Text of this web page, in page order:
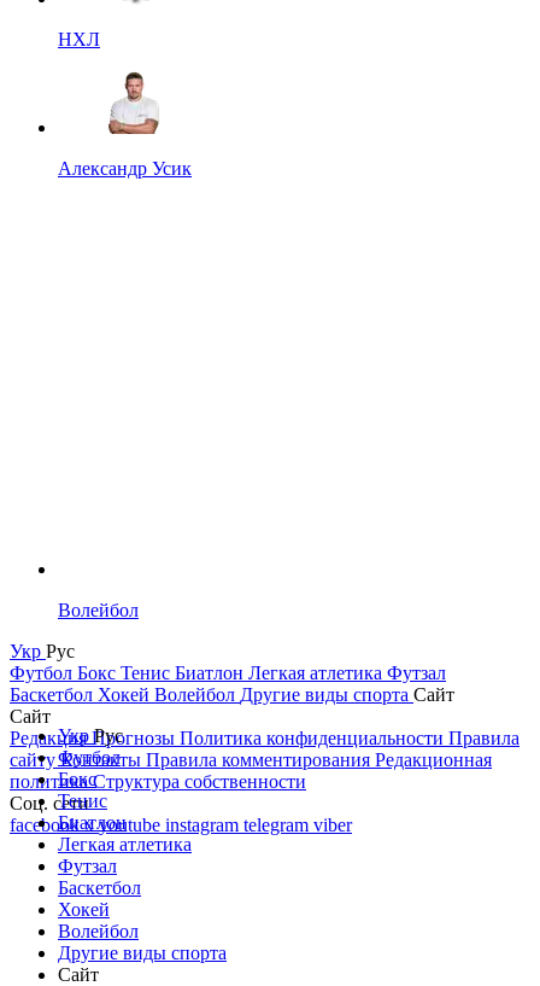
НХЛ
Александр Усик
Волейбол
Укр Рус
Футбол Бокс Тенис Биатлон Легкая атлетика Футзал
Баскетбол Хокей Волейбол Другие виды спорта Сайт
Сайт
РедакцияПрогнозы Политика конфиденциальности Правила
сайтуКонтакты Правила комментирования Редакционная
политикаСтруктура собственности
Соц. сети
facebookxyoutube instagram telegram viber
УкрРус
Футбол
Бокс
Тенис
Биатлон
Легкая атлетика
Футзал
Баскетбол
Хокей
Волейбол
Другие виды спорта
Сайт